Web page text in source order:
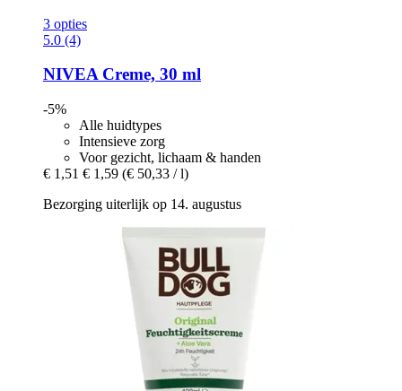
3 opties
5.0 (4)
NIVEACreme, 30 ml
-5%
Alle huidtypes
Intensieve zorg
Voor gezicht, lichaam & handen
€ 1,51 € 1,59 (€ 50,33 / l)
Bezorging uiterlijk op 14. augustus